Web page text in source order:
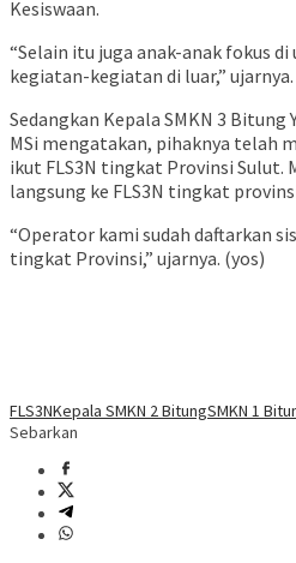
Kesiswaan.
“Selain itu juga anak-anak fokus
kegiatan-kegiatan di luar,” ujarnya.
Sedangkan Kepala SMKN 3 Bitung
MSi mengatakan, pihaknya telah
ikut FLS3N tingkat Provinsi Sulut.
langsung ke FLS3N tingkat
“Operator kami sudah daftarkan
tingkat Provinsi,” ujarnya. (yos)
FLS3NKepala SMKN 2 BitungSMKN 1
Sebarkan